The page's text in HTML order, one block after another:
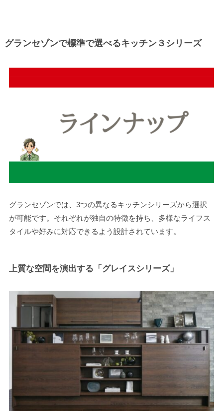
グランセゾンで標準で選べるキッチン３シリーズ
グランセゾンでは、3つの異なるキッチンシリーズから選択
が可能です。それぞれが独自の特徴を持ち、多様なライフス
タイルや好みに対応できるよう設計されています。
上質な空間を演出する「グレイスシリーズ」